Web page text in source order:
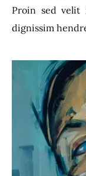
Proin sed velit
dignissim